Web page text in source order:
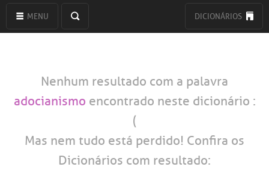
MENU DICIONÁRIOS
Nenhum resultado com a palavra
adocianismo encontrado neste dicionário :
(
Mas nem tudo está perdido! Confira os
Dicionários com resultado: